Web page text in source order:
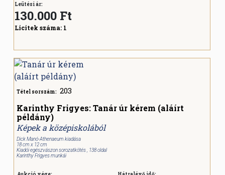
Leütési ár:
130.000 Ft
Licitek száma: 1
Tétel sorszám: 203
Karinthy Frigyes: Tanár úr kérem (aláírt
példány)
Képek a középiskolából
Dick Manó-Athenaeum kiadása
18 cm x 12 cm
Kiadói egészvászon sorozatkötés , 138 oldal
Karinthy Frigyes munkái